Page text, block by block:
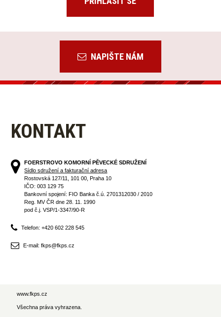
NAPIŠTE NÁM
KONTAKT
FOERSTROVO KOMORNÍ PĚVECKÉ SDRUŽENÍ
Sídlo sdružení a fakturační adresa
Rostovská 127/11, 101 00, Praha 10
IČO: 003 129 75
Bankovní spojení: FIO Banka č.ú. 2701312030 / 2010
Reg. MV ČR dne 28. 11. 1990
pod č.j. VSP/1-3347/90-R
Telefon: +420 602 228 545
E-mail: fkps@fkps.cz
www.fkps.cz
Všechna práva vyhrazena.